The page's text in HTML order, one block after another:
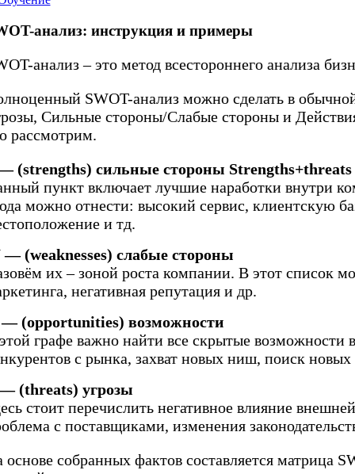
анализ: инструкция и примеры
анализ – это метод всестороннего анализа
SWOT-анализ можно сделать в
Сильные стороны/Слабые стороны и
рассмотрим.
(strengths) сильные стороны Strengths+threats
пункт включает лучшие наработки внутри
можно отнести: высокий сервис, клиентскую
и тд.
— (weaknesses) слабые стороны
их – зоной роста компании. В этот список
негативная репутация и др.
(opportunities) возможности
графе важно найти все скрытые
с рынка, захват новых ниш, поиск
(threats) угрозы
стоит перечислить негативное влияние
с поставщиками, изменения
основе собранных фактов составляется матрица